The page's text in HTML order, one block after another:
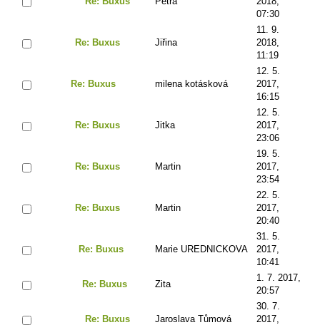
07:30
Re: Buxus Jiřina
11. 9.
2018,
11:19
Re: Buxus milena kotásková
12. 5.
2017,
16:15
Re: Buxus Jitka
12. 5.
2017,
23:06
Re: Buxus Martin
19. 5.
2017,
23:54
Re: Buxus Martin
22. 5.
2017,
20:40
Re: Buxus Marie UREDNICKOVA
31. 5.
2017,
10:41
Re: Buxus Zita
1. 7. 2017,
20:57
Re: Buxus Jaroslava Tůmová
30. 7.
2017,